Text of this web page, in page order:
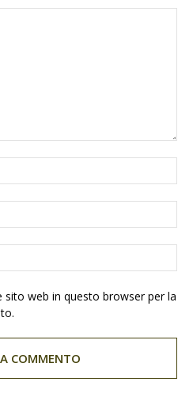
sito web in questo browser per la